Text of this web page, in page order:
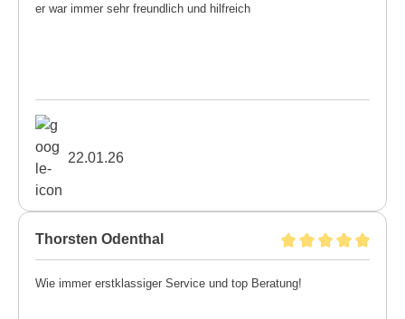
er war immer sehr freundlich und hilfreich
22.01.26
Thorsten Odenthal
Wie immer erstklassiger Service und top Beratung!